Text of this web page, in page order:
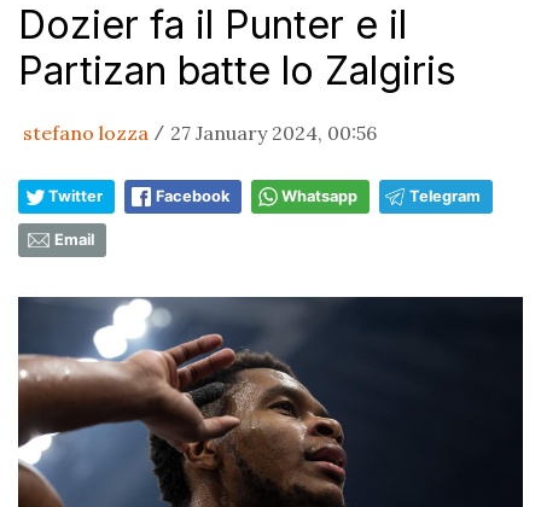
Dozier fa il Punter e il
Partizan batte lo Zalgiris
stefano lozza / 27 January 2024, 00:56
Twitter Facebook Whatsapp Telegram
Email